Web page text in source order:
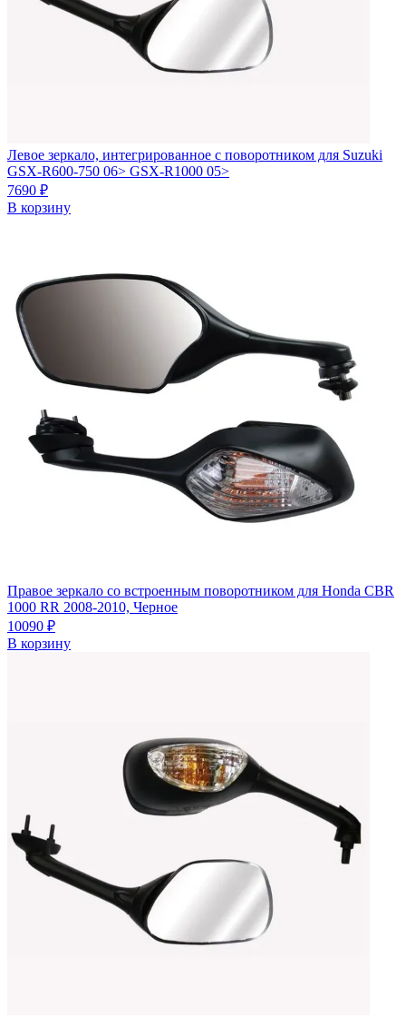
Левое зеркало, интегрированное с поворотником для Suzuki
GSX-R600-750 06> GSX-R1000 05>
7690 ₽
В корзину
Правое зеркало со встроенным поворотником для Honda CBR
1000 RR 2008-2010, Черное
10090 ₽
В корзину